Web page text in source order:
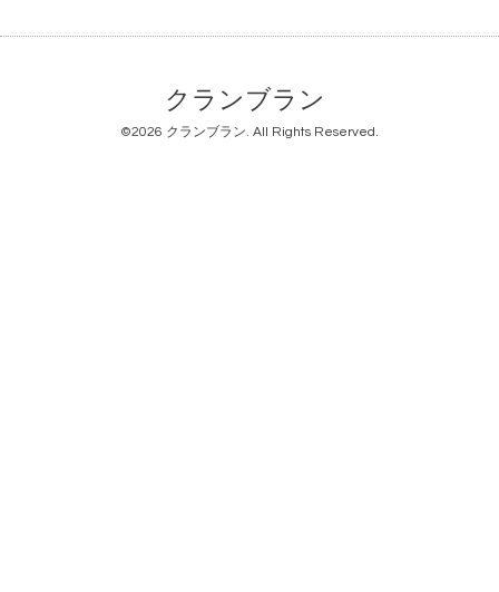
クランブラン
©2026 クランブラン. All Rights Reserved.